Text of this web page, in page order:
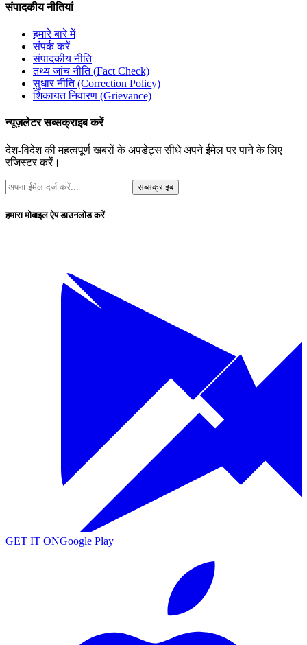
संपादकीय नीतियां
हमारे बारे में
संपर्क करें
संपादकीय नीति
तथ्य जांच नीति (Fact Check)
सुधार नीति (Correction Policy)
शिकायत निवारण (Grievance)
न्यूज़लेटर सब्सक्राइब करें
देश-विदेश की महत्वपूर्ण खबरों के अपडेट्स सीधे अपने ईमेल पर पाने के लिए
रजिस्टर करें।
सब्सक्राइब
हमारा मोबाइल ऐप डाउनलोड करें
GET IT ONGoogle Play